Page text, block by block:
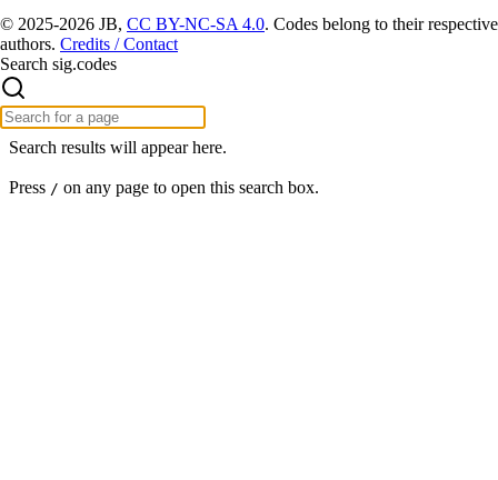
© 2025-2026 JB, CC BY-NC-SA 4.0. Codes belong to their respective
authors. Credits / Contact
Search sig.codes
Search results will appear here.
Press / on any page to open this search box.